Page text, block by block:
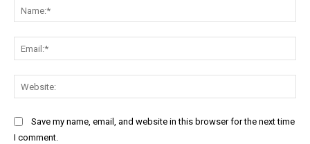
Save my name, email, and website in this browser for the next time
I comment.